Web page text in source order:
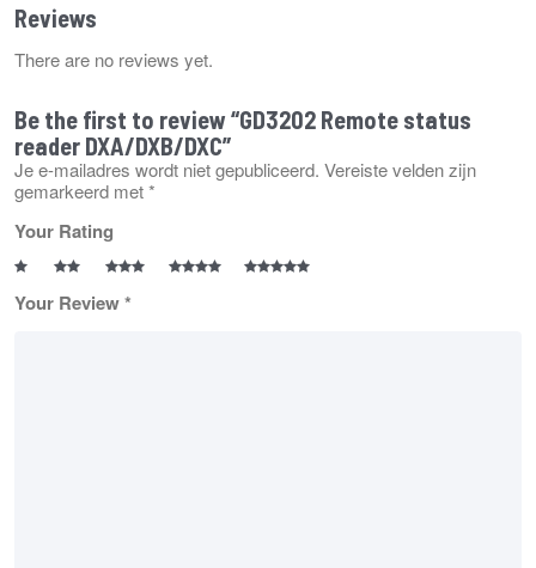
Reviews
There are no reviews yet.
Be the first to review “GD3202 Remote status
reader DXA/DXB/DXC”
Je e-mailadres wordt niet gepubliceerd. Vereiste velden zijn
gemarkeerd met*
Your Rating
Your Review*